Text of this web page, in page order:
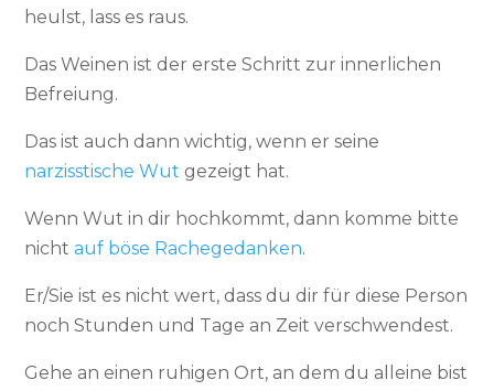
heulst, lass es raus.
Das Weinen ist der erste Schritt zur innerlichen
Befreiung.
Das ist auch dann wichtig, wenn er seine
narzisstische Wut gezeigt hat.
Wenn Wut in dir hochkommt, dann komme bitte
nichtauf böse Rachegedanken.
Er/Sie ist es nicht wert, dass du dir für diese Person
noch Stunden und Tage an Zeit verschwendest.
Gehe an einen ruhigen Ort, an dem du alleine bist